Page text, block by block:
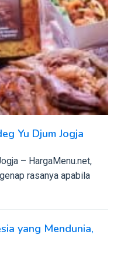
Yu Djum Jogja
– HargaMenu.net,
rasanya apabila
yang Mendunia,